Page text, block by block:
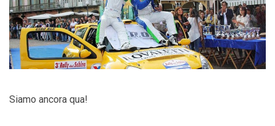
Siamo ancora qua!